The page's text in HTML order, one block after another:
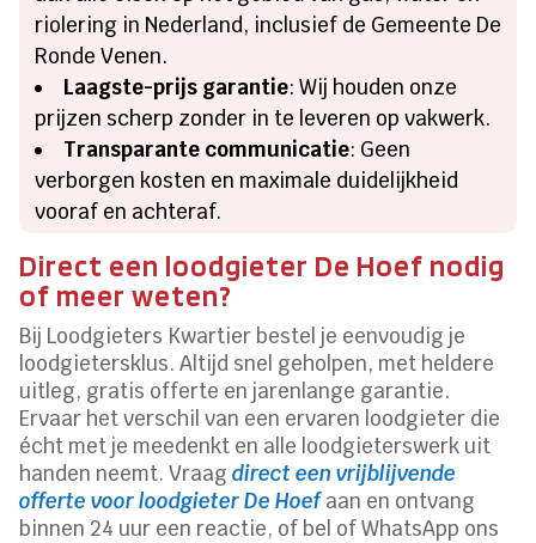
riolering in Nederland, inclusief de Gemeente De
Ronde Venen.
Laagste-prijs garantie: Wij houden onze
prijzen scherp zonder in te leveren op vakwerk.
Transparante communicatie: Geen
verborgen kosten en maximale duidelijkheid
vooraf en achteraf.
Direct een loodgieter De Hoef nodig
of meer weten?
Bij Loodgieters Kwartier bestel je eenvoudig je
loodgietersklus. Altijd snel geholpen, met heldere
uitleg, gratis offerte en jarenlange garantie.
Ervaar het verschil van een ervaren loodgieter die
écht met je meedenkt en alle loodgieterswerk uit
handen neemt. Vraagdirect een vrijblijvende
offerte voor loodgieter De Hoefaan en ontvang
binnen 24 uur een reactie, of bel of WhatsApp ons